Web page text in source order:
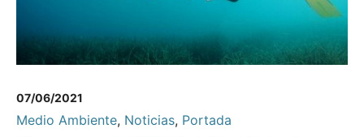
07/06/2021
Medio Ambiente, Noticias, Portada